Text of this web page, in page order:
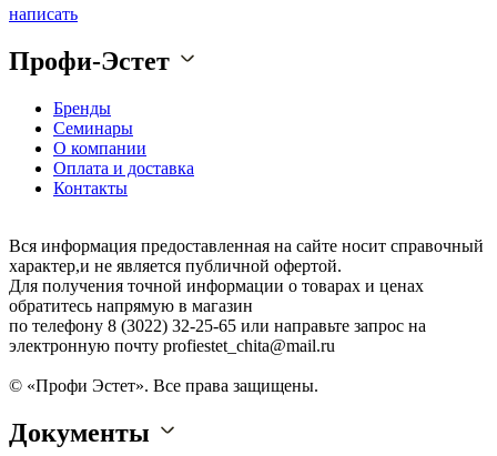
написать
Профи-Эстет
Бренды
Семинары
О компании
Оплата и доставка
Контакты
Вся информация предоставленная на сайте носит справочный
характер,и не является публичной офертой.
Для получения точной информации о товарах и ценах
обратитесь напрямую в магазин
по телефону 8 (3022) 32-25-65 или направьте запрос на
электронную почту profiestet_chita@mail.ru
© «Профи Эстет». Все права защищены.
Документы